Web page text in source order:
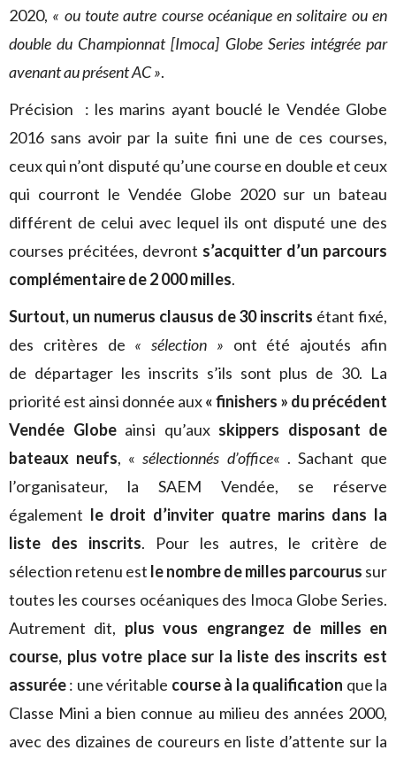
2020, « ou toute autre course océanique en solitaire ou en
double du Championnat [Imoca] Globe Series intégrée par
avenant au présent AC ».
Précision : les marins ayant bouclé le Vendée Globe
2016 sans avoir par la suite fini une de ces courses,
ceux qui n’ont disputé qu’une course en double et ceux
qui courront le Vendée Globe 2020 sur un bateau
différent de celui avec lequel ils ont disputé une des
courses précitées, devront s’acquitter d’un parcours
complémentaire de 2 000 milles.
Surtout, un numerus clausus de 30 inscrits étant fixé,
des critères de « sélection » ont été ajoutés afin
de départager les inscrits s’ils sont plus de 30. La
priorité est ainsi donnée aux« finishers » du précédent
Vendée Globeainsi qu’aux skippers disposant de
bateaux neufs, «sélectionnés d’office« . Sachant que
l’organisateur, la SAEM Vendée, se réserve
également le droit d’inviter quatre marins dans la
liste des inscrits. Pour les autres, le critère de
sélection retenu est le nombre de milles parcourus sur
toutes les courses océaniques des Imoca Globe Series.
Autrement dit, plus vous engrangez de milles en
course, plus votre place sur la liste des inscrits est
assurée: une véritable course à la qualification que la
Classe Mini a bien connue au milieu des années 2000,
avec des dizaines de coureurs en liste d’attente sur la